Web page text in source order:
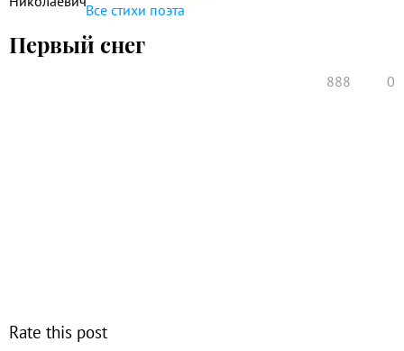
Все стихи поэта
Первый снег
888 0
Rate this post